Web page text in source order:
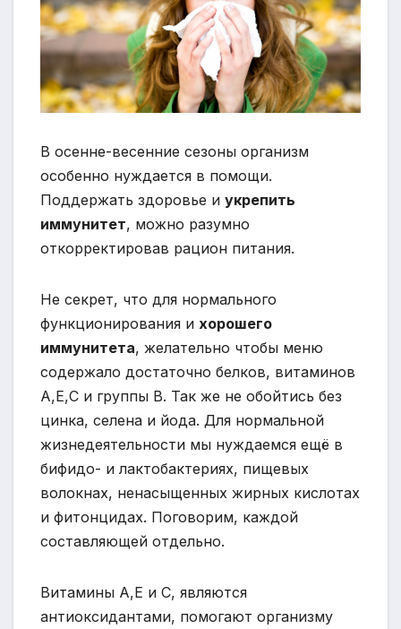
В осенне-весенние сезоны организм
особенно нуждается в помощи.
Поддержать здоровье и укрепить
иммунитет, можно разумно
откорректировав рацион питания.
Не секрет, что для нормального
функционирования и хорошего
иммунитета, желательно чтобы меню
содержало достаточно белков, витаминов
А,Е,С и группы В. Так же не обойтись без
цинка, селена и йода. Для нормальной
жизнедеятельности мы нуждаемся ещё в
бифидо- и лактобактериях, пищевых
волокнах, ненасыщенных жирных кислотах
и фитонцидах. Поговорим, каждой
составляющей отдельно.
Витамины А,Е и С, являются
антиоксидантами, помогают организму